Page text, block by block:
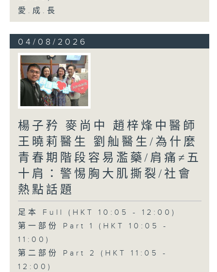
愛.成.長
04/08/2026
楊子矜 麥尚中 趙梓烽中醫師
王曉莉醫生 劉舢醫生/為什麼
青春期階段容易濫藥/肩痛≠五
十肩：警惕胸大肌撕裂/社會
熱點話題
足本 Full (HKT 10:05 - 12:00)
第一部份 Part 1 (HKT 10:05 -
11:00)
第二部份 Part 2 (HKT 11:05 -
12:00)